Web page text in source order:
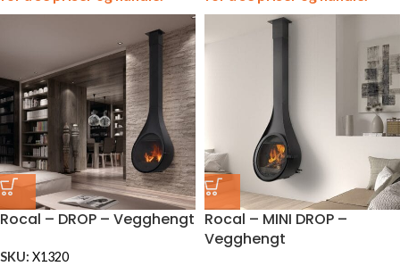
Rocal – DROP – Vegghengt
SKU: X1320
Rocal – MINI DROP –
Vegghengt